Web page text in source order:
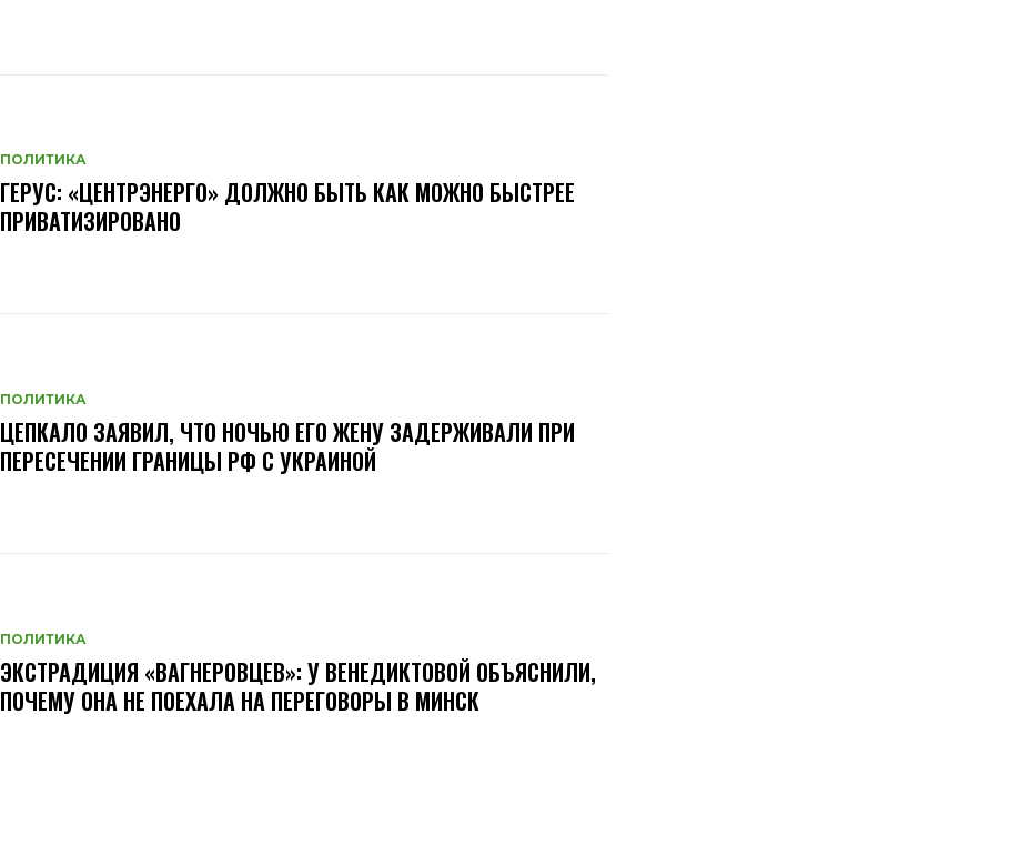
ПОЛИТИКА
ГЕРУС: «ЦЕНТРЭНЕРГО» ДОЛЖНО БЫТЬ КАК МОЖНО БЫСТРЕЕ
ПРИВАТИЗИРОВАНО
ПОЛИТИКА
ЦЕПКАЛО ЗАЯВИЛ, ЧТО НОЧЬЮ ЕГО ЖЕНУ ЗАДЕРЖИВАЛИ ПРИ
ПЕРЕСЕЧЕНИИ ГРАНИЦЫ РФ С УКРАИНОЙ
ПОЛИТИКА
ЭКСТРАДИЦИЯ «ВАГНЕРОВЦЕВ»: У ВЕНЕДИКТОВОЙ ОБЪЯСНИЛИ,
ПОЧЕМУ ОНА НЕ ПОЕХАЛА НА ПЕРЕГОВОРЫ В МИНСК